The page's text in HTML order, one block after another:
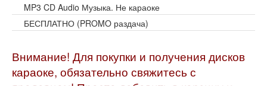
MP3 CD Audio Музыка. Не караоке
БЕСПЛАТНО (PROMO раздача)
Внимание! Для покупки и получения дисков
караоке, обязательно свяжитесь с